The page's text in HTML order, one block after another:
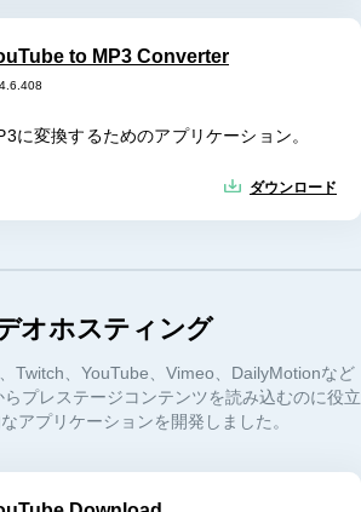
to MP3 Converter
に変換するためのアプリケーション。
ダウンロード
オホスティング
Twitch、YouTube、Vimeo、DailyMotionなど
プレステージコンテンツを読み込むのに役立
アプリケーションを開発しました。